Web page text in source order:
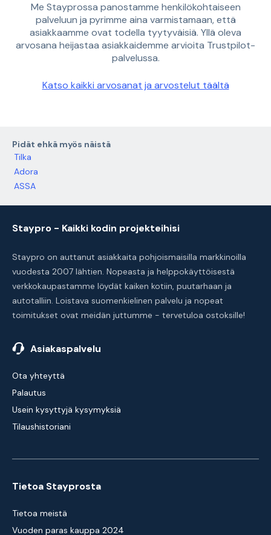
Me Stayprossa panostamme henkilökohtaiseen
palveluun ja pyrimme aina varmistamaan, että
asiakkaamme ovat todella tyytyväisiä. Yllä oleva
arvosana heijastaa asiakkaidemme arvioita Trustpilot-
palvelussa.
Katso kaikki arvosanat ja arvostelut täältä
Pidät ehkä myös näistä
Tilka
Adora
ASSA
Staypro - Kaikki kodin projekteihisi
Staypro on auttanut asiakkaita pohjoismaisilla markkinoilla
vuodesta 2007 lähtien. Nopeasta ja helppokäyttöisestä
verkkokaupastamme löydät kaiken kotiin, puutarhaan ja
autotalliin. Loistava suomenkielinen palvelu ja nopeat
toimitukset ovat meidän juttumme - tervetuloa ostoksille!
Asiakaspalvelu
Ota yhteyttä
Palautus
Usein kysyttyjä kysymyksiä
Tilaushistoriani
Tietoa Stayprosta
Tietoa meistä
Vuoden paras kauppa 2024